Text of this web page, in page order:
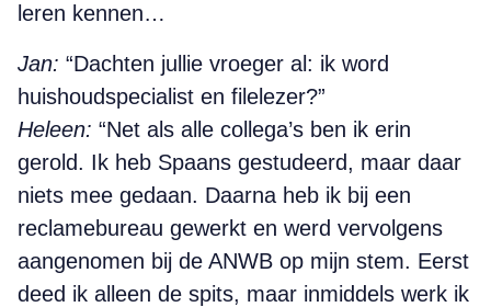
leren kennen…
Jan: “Dachten jullie vroeger al: ik word
huishoudspecialist en filelezer?”
Heleen: “Net als alle collega’s ben ik erin
gerold. Ik heb Spaans gestudeerd, maar daar
niets mee gedaan. Daarna heb ik bij een
reclamebureau gewerkt en werd vervolgens
aangenomen bij de ANWB op mijn stem. Eerst
deed ik alleen de spits, maar inmiddels werk ik